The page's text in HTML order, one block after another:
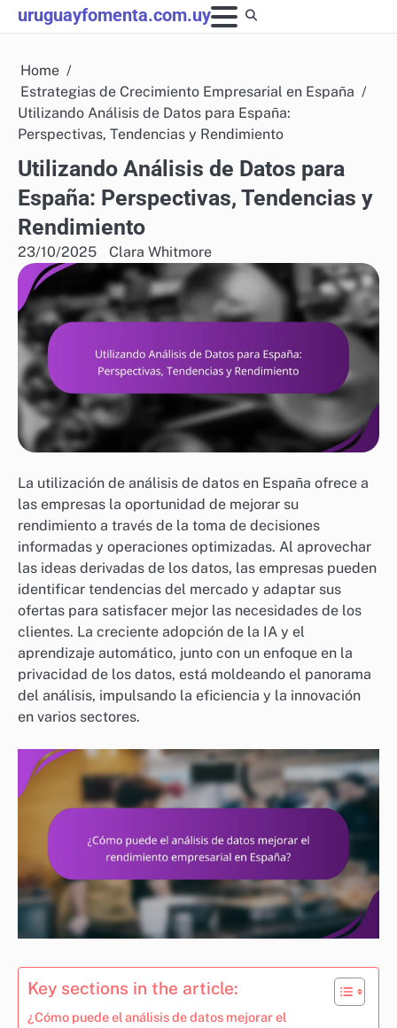
Skip
to
uruguayfomenta.com.uy
Home
Estrategias de Crecimiento Empresarial en España
Utilizando Análisis de Datos para España:
Perspectivas, Tendencias y Rendimiento
Utilizando Análisis de Datos para
España: Perspectivas, Tendencias y
Rendimiento
23/10/2025 Clara Whitmore
La utilización de análisis de datos en España ofrece a
las empresas la oportunidad de mejorar su
rendimiento a través de la toma de decisiones
informadas y operaciones optimizadas. Al aprovechar
las ideas derivadas de los datos, las empresas pueden
identificar tendencias del mercado y adaptar sus
ofertas para satisfacer mejor las necesidades de los
clientes. La creciente adopción de la IA y el
aprendizaje automático, junto con un enfoque en la
privacidad de los datos, está moldeando el panorama
del análisis, impulsando la eficiencia y la innovación
en varios sectores.
Key sections in the article:
¿Cómo puede el análisis de datos mejorar el